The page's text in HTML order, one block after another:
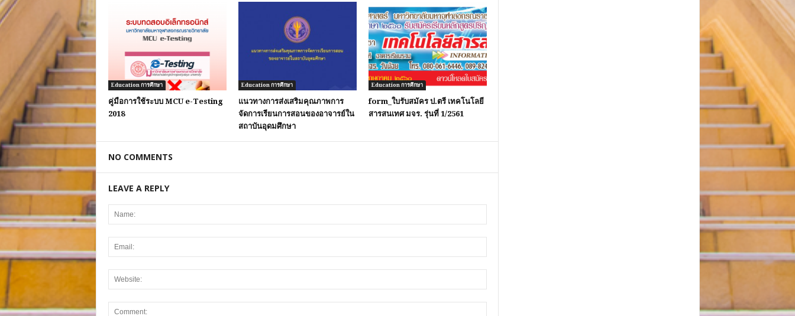
Education การศึกษา
คู่มือการใช้ระบบ MCU e-Testing
2018
Education การศึกษา
แนวทางการส่งเสริมคุณภาพการ
จัดการเรียนการสอนของอาจารย์ใน
สถาบันอุดมศึกษา
Education การศึกษา
form_ใบรับสมัคร ป.ตรี เทคโนโลยี
สารสนเทศ มจร. รุ่นที่ 1/2561
NO COMMENTS
LEAVE A REPLY